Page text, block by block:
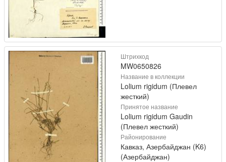
Штрихкод
MW0650826
Название в коллекции
Lolium rigidum (Плевел
жесткий)
Принятое название
Lolium rigidum Gaudin
(Плевел жесткий)
Районирование
Кавказ, Азербайджан (K6)
(Азербайджан)